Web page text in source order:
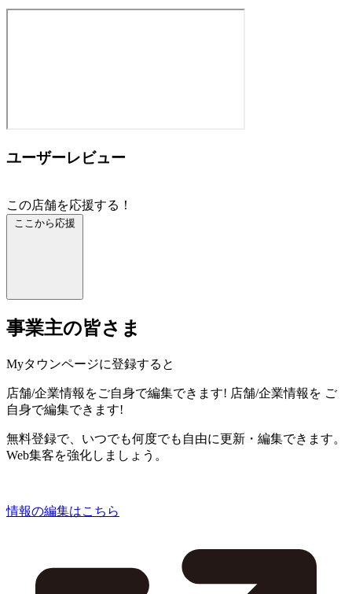
ユーザーレビュー
この店舗を応援する！
ここから応援
事業主の皆さま
Myタウンページに登録すると
店舗/企業情報をご自身で編集できます! 店舗/企業情報を ご
自身で編集できます!
無料登録で、いつでも何度でも自由に更新・編集できます。
Web集客を強化しましょう。
情報の編集はこちら